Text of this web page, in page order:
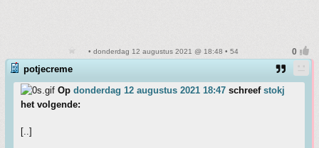
• donderdag 12 augustus 2021 @ 18:48 • 54
potjecreme
Op donderdag 12 augustus 2021 18:47 schreef stokj
het volgende:
[..]